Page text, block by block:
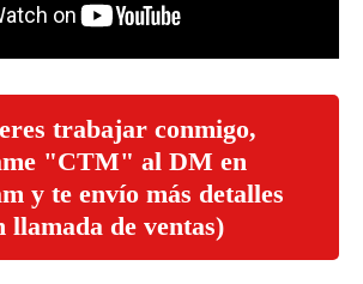
trabajar conmigo,
"CTM" al DM en
y te envío más detalles
llamada de ventas)